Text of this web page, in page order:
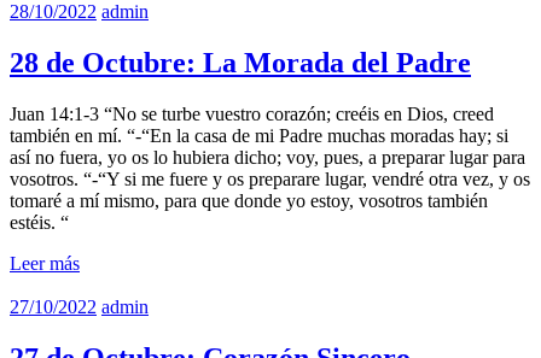
28/10/2022 admin
28 de Octubre: La Morada del Padre
Juan 14:1-3 “No se turbe vuestro corazón; creéis en Dios, creed
también en mí. “-“En la casa de mi Padre muchas moradas hay; si
así no fuera, yo os lo hubiera dicho; voy, pues, a preparar lugar para
vosotros. “-“Y si me fuere y os preparare lugar, vendré otra vez, y os
tomaré a mí mismo, para que donde yo estoy, vosotros también
estéis. “
Leer más
27/10/2022 admin